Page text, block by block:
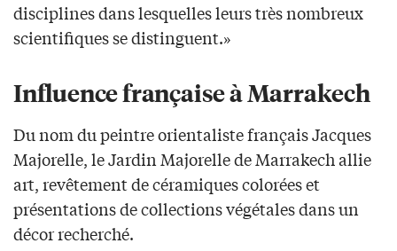
disciplines dans lesquelles leurs très nombreux
scientifiques se distinguent.»
Influence française à Marrakech
Du nom du peintre orientaliste français Jacques
Majorelle, le Jardin Majorelle de Marrakech allie
art, revêtement de céramiques colorées et
présentations de collections végétales dans un
décor recherché.